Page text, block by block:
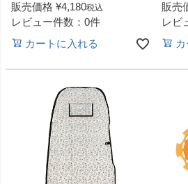
販売価格 ¥4,180税込
レビュー件数：0件
カートに入れる
販売
レビ